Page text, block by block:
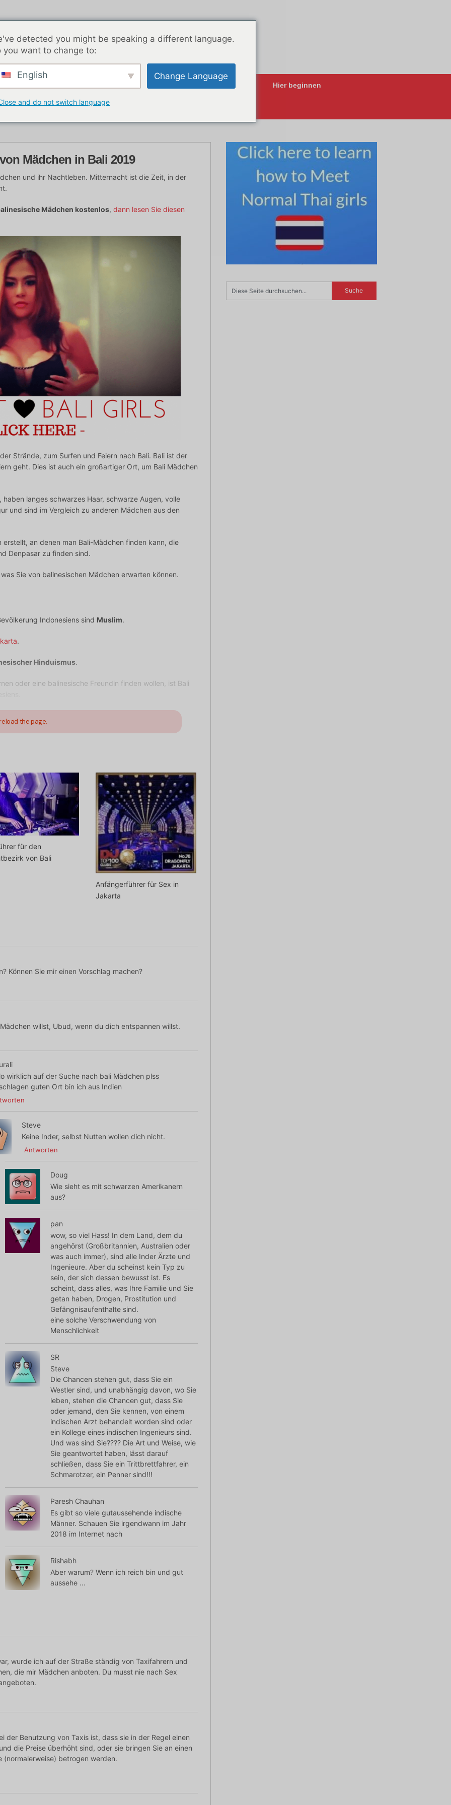
Hier beginnen
Mädchen in Bali 2019
und ihr Nachtleben. Mitternacht ist die Zeit, in der
Mädchen kostenlos, dann lesen Sie diesen
Strände, zum Surfen und Feiern nach Bali. Bali ist der
geht. Dies ist auch ein großartiger Ort, um Bali Mädchen
langes schwarzes Haar, schwarze Augen, volle
und sind im Vergleich zu anderen Mädchen aus den
an denen man Bali-Mädchen finden kann, die
Denpasar zu finden sind.
Sie von balinesischen Mädchen erwarten können.
Indonesiens sind Muslim.
.
Hinduismus.
oder eine balinesische Freundin finden wollen, ist Bali
the page.
für den
von Bali
Anfängerführer für Sex in
Jakarta
Können Sie mir einen Vorschlag machen?
willst, Ubud, wenn du dich entspannen willst.
wirklich auf der Suche nach bali Mädchen plss
guten Ort bin ich aus Indien
Steve
Keine Inder, selbst Nutten wollen dich nicht.
Antworten
Doug
Wie sieht es mit schwarzen Amerikanern
aus?
pan
wow, so viel Hass! In dem Land, dem du
angehörst (Großbritannien, Australien oder
was auch immer), sind alle Inder Ärzte und
Ingenieure. Aber du scheinst kein Typ zu
sein, der sich dessen bewusst ist. Es
scheint, dass alles, was Ihre Familie und Sie
getan haben, Drogen, Prostitution und
Gefängnisaufenthalte sind.
eine solche Verschwendung von
Menschlichkeit
SR
Steve
Die Chancen stehen gut, dass Sie ein
Westler sind, und unabhängig davon, wo Sie
leben, stehen die Chancen gut, dass Sie
oder jemand, den Sie kennen, von einem
indischen Arzt behandelt worden sind oder
ein Kollege eines indischen Ingenieurs sind.
Und was sind Sie???? Die Art und Weise, wie
Sie geantwortet haben, lässt darauf
schließen, dass Sie ein Trittbrettfahrer, ein
Schmarotzer, ein Penner sind!!!
Paresh Chauhan
Es gibt so viele gutaussehende indische
Männer. Schauen Sie irgendwann im Jahr
2018 im Internet nach
Rishabh
Aber warum? Wenn ich reich bin und gut
aussehe ...
wurde ich auf der Straße ständig von Taxifahrern und
die mir Mädchen anboten. Du musst nie nach Sex
der Benutzung von Taxis ist, dass sie in der Regel einen
die Preise überhöht sind, oder sie bringen Sie an einen
(normalerweise) betrogen werden.
detected you might be speaking a different language.
you want to change to:
English Change Language
and do not switch language